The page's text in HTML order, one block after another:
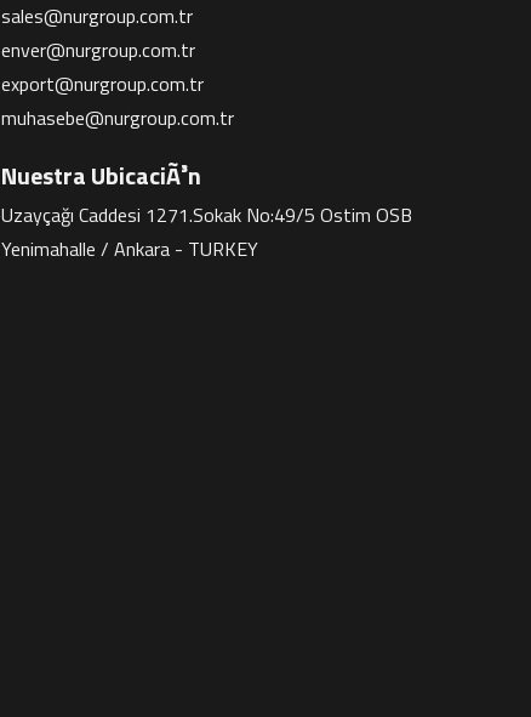
sales@nurgroup.com.tr
enver@nurgroup.com.tr
export@nurgroup.com.tr
muhasebe@nurgroup.com.tr
Nuestra UbicaciÃ³n
Uzayçağı Caddesi 1271.Sokak No:49/5 Ostim OSB
Yenimahalle / Ankara - TURKEY